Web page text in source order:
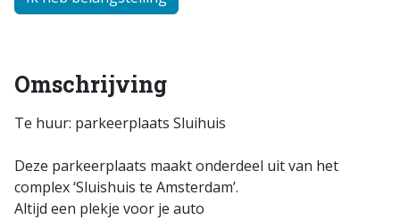
Omschrijving
Te huur: parkeerplaats Sluihuis
Deze parkeerplaats maakt onderdeel uit van het
complex ‘Sluishuis te Amsterdam’.
Altijd een plekje voor je auto